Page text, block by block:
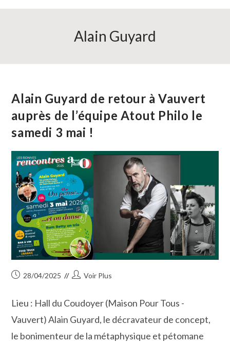
Alain Guyard
Alain Guyard de retour à Vauvert
auprès de l’équipe Atout Philo le
samedi 3 mai !
Publication
28/04/2025
Auteur/autrice
publication :
Voir Plus
Lieu : Hall du Coudoyer (Maison Pour Tous -
Vauvert) Alain Guyard, le décravateur de concept,
le bonimenteur de la métaphysique et pétomane